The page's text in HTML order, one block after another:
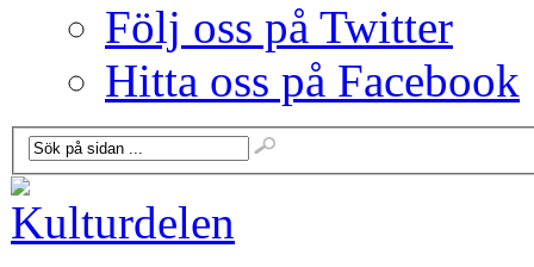
Följ oss på Twitter
Hitta oss på Facebook